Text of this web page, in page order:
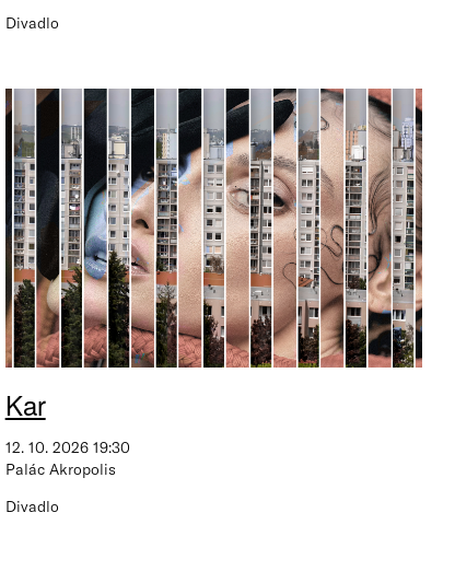
Divadlo
Kar
12. 10. 2026 19:30
Palác Akropolis
Divadlo